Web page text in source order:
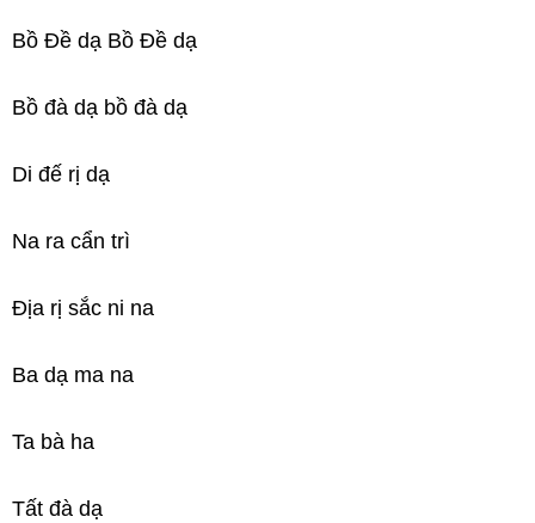
Bồ Đề dạ Bồ Đề dạ
Bồ đà dạ bồ đà dạ
Di đế rị dạ
Na ra cẩn trì
Địa rị sắc ni na
Ba dạ ma na
Ta bà ha
Tất đà dạ